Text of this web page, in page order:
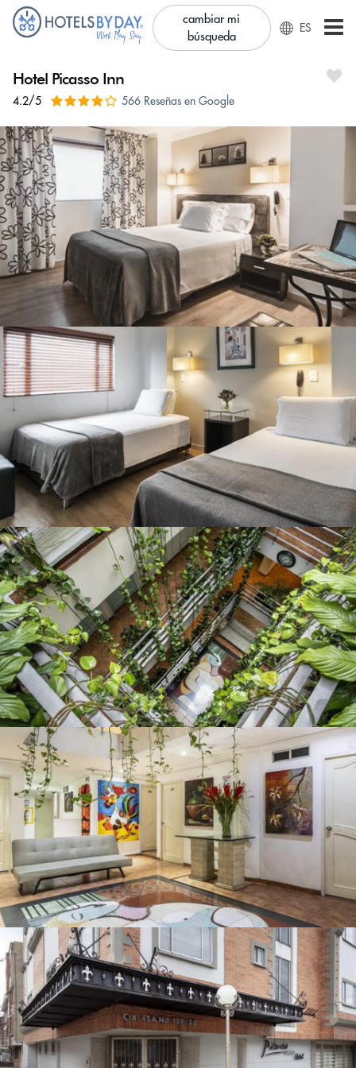
cambiar mi
búsqueda
ES
Hotel Picasso Inn
4.2/5 566 Reseñas en Google